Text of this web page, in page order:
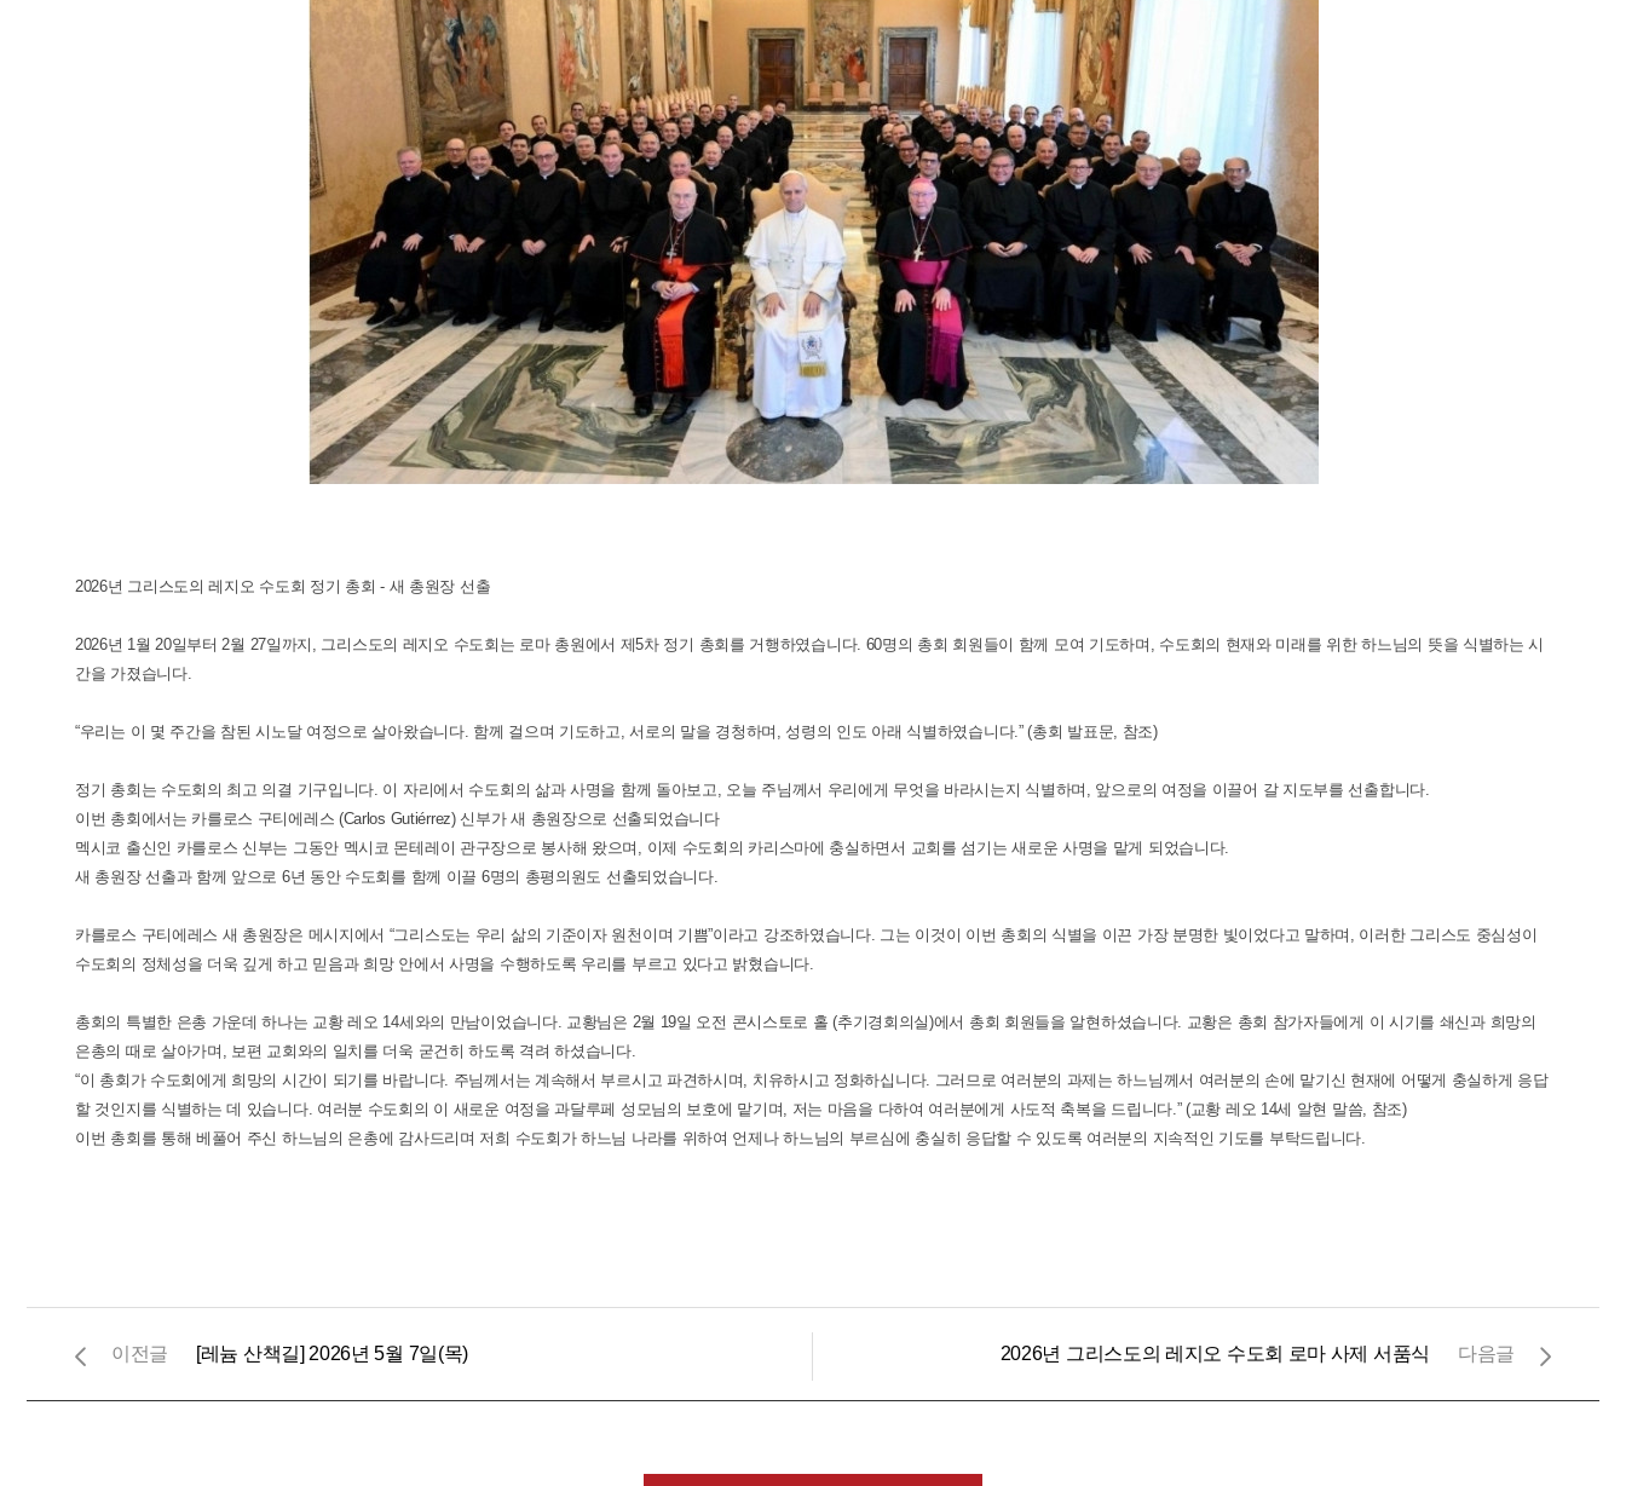
2026년 그리스도의 레지오 수도회 정기 총회 - 새 총원장 선출
2026년 1월 20일부터 2월 27일까지, 그리스도의 레지오 수도회는 로마 총원에서 제5차 정기 총회를 거행하였습니다. 60명의 총회 회원들이 함께 모여 기도하며, 수도회의 현재와 미래를 위한 하느님의 뜻을 식별하는 시
간을 가졌습니다.
“우리는 이 몇 주간을 참된 시노달 여정으로 살아왔습니다. 함께 걸으며 기도하고, 서로의 말을 경청하며, 성령의 인도 아래 식별하였습니다.” (총회 발표문, 참조)
정기 총회는 수도회의 최고 의결 기구입니다. 이 자리에서 수도회의 삶과 사명을 함께 돌아보고, 오늘 주님께서 우리에게 무엇을 바라시는지 식별하며, 앞으로의 여정을 이끌어 갈 지도부를 선출합니다.
이번 총회에서는 카를로스 구티에레스 (Carlos Gutiérrez) 신부가 새 총원장으로 선출되었습니다
멕시코 출신인 카를로스 신부는 그동안 멕시코 몬테레이 관구장으로 봉사해 왔으며, 이제 수도회의 카리스마에 충실하면서 교회를 섬기는 새로운 사명을 맡게 되었습니다.
새 총원장 선출과 함께 앞으로 6년 동안 수도회를 함께 이끌 6명의 총평의원도 선출되었습니다.
카를로스 구티에레스 새 총원장은 메시지에서 “그리스도는 우리 삶의 기준이자 원천이며 기쁨”이라고 강조하였습니다. 그는 이것이 이번 총회의 식별을 이끈 가장 분명한 빛이었다고 말하며, 이러한 그리스도 중심성이
수도회의 정체성을 더욱 깊게 하고 믿음과 희망 안에서 사명을 수행하도록 우리를 부르고 있다고 밝혔습니다.
총회의 특별한 은총 가운데 하나는 교황 레오 14세와의 만남이었습니다. 교황님은 2월 19일 오전 콘시스토로 홀 (추기경회의실)에서 총회 회원들을 알현하셨습니다. 교황은 총회 참가자들에게 이 시기를 쇄신과 희망의
은총의 때로 살아가며, 보편 교회와의 일치를 더욱 굳건히 하도록 격려 하셨습니다.
“이 총회가 수도회에게 희망의 시간이 되기를 바랍니다. 주님께서는 계속해서 부르시고 파견하시며, 치유하시고 정화하십니다. 그러므로 여러분의 과제는 하느님께서 여러분의 손에 맡기신 현재에 어떻게 충실하게 응답
할 것인지를 식별하는 데 있습니다. 여러분 수도회의 이 새로운 여정을 과달루페 성모님의 보호에 맡기며, 저는 마음을 다하여 여러분에게 사도적 축복을 드립니다.” (교황 레오 14세 알현 말씀, 참조)
이번 총회를 통해 베풀어 주신 하느님의 은총에 감사드리며 저희 수도회가 하느님 나라를 위하여 언제나 하느님의 부르심에 충실히 응답할 수 있도록 여러분의 지속적인 기도를 부탁드립니다.
[레늄 산책길] 2026년 5월 7일(목) 2026년 그리스도의 레지오 수도회 로마 사제 서품식